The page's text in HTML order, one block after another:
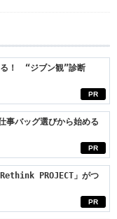
PR
る！ “ジブン観”診断
PR
事バッグ選びから始める
PR
PROJECT」がつ